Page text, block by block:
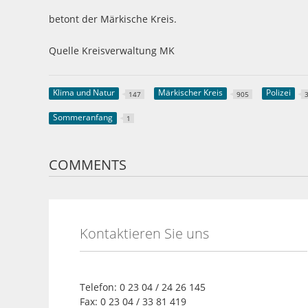
betont der Märkische Kreis.
Quelle Kreisverwaltung MK
Klima und Natur 147 Märkischer Kreis 905 Polizei
Sommeranfang 1
COMMENTS
Kontaktieren Sie uns
Telefon: 0 23 04 / 24 26 145
Fax: 0 23 04 / 33 81 419